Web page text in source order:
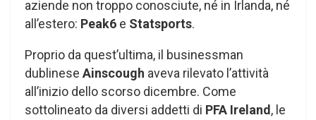
aziende non troppo conosciute, né in Irlanda, né
all’estero: Peak6 e Statsports.
Proprio da quest’ultima, il businessman
dublinese Ainscough aveva rilevato l’attività
all’inizio dello scorso dicembre. Come
sottolineato da diversi addetti di PFA Ireland, le